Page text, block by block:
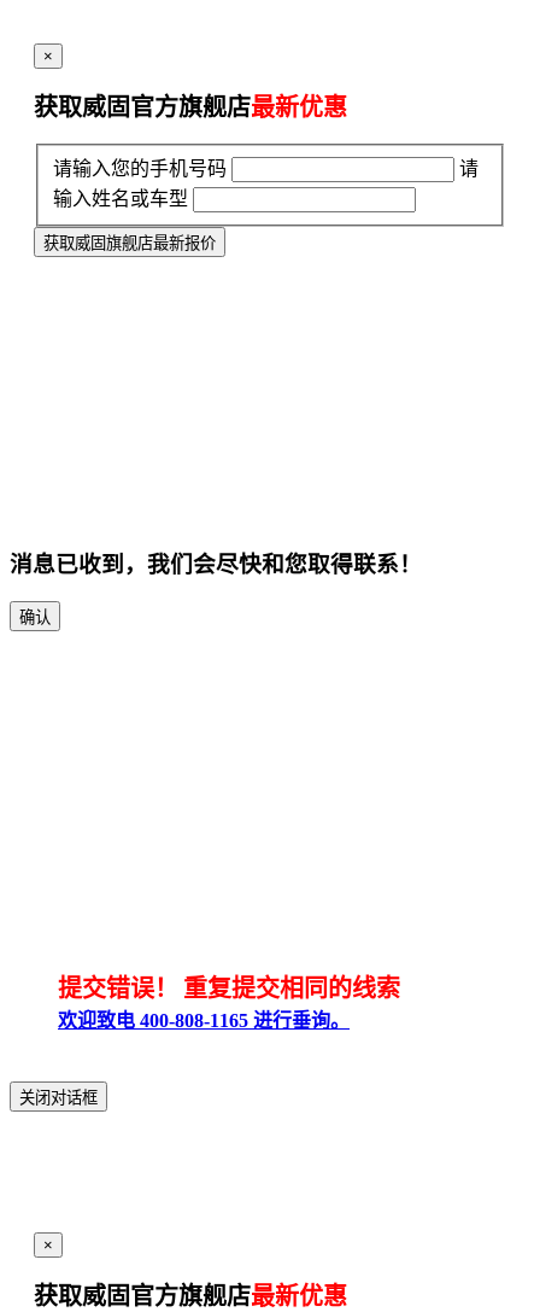
×
获取威固官方旗舰店最新优惠
请输入您的手机号码
请
输入姓名或车型
获取威固旗舰店最新报价
消息已收到，我们会尽快和您取得联系！
确认
提交错误！ 重复提交相同的线索
欢迎致电 400-808-1165 进行垂询。
关闭对话框
×
获取威固官方旗舰店最新优惠